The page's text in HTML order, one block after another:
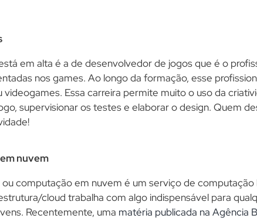
em alta é a de desenvolvedor de jogos que é o
nos games. Ao longo da formação, esse
videogames. Essa carreira permite muito o uso da
supervisionar os testes e elaborar o design. Quem
nuvem
ou computação em nuvem é um serviço de
cloud trabalha com algo indispensável para
Recentemente, uma matéria publicada na Agência